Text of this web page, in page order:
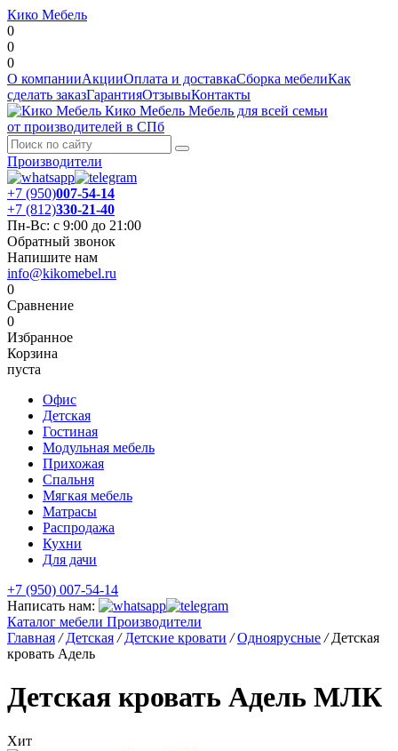
Кико Мебель
0
0
0
О компанииАкцииОплата и доставкаСборка мебелиКак
сделать заказГарантияОтзывыКонтакты
Кико Мебель Мебель для всей семьи
от производителей в СПб
Производители
+7 (950)007-54-14
+7 (812)330-21-40
Пн-Вс: с 9:00 до 21:00
Обратный звонок
Напишите нам
info@kikomebel.ru
0
Сравнение
0
Избранное
Корзина
пуста
Офис
Детская
Гостиная
Модульная мебель
Прихожая
Спальня
Мягкая мебель
Матрасы
Распродажа
Кухни
Для дачи
+7 (950) 007-54-14
Написать нам:
Каталог мебели Производители
Главная / Детская / Детские кровати / Одноярусные / Детская
кровать Адель
Детская кровать Адель МЛК
Хит